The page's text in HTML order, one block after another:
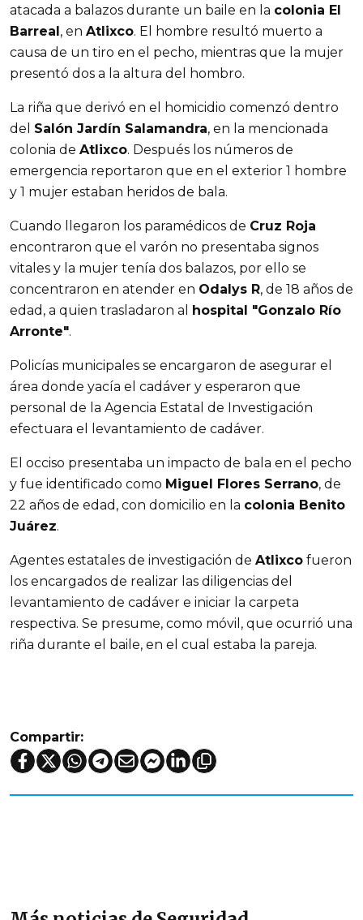
atacada a balazos durante un baile en la colonia El
Barreal , en Atlixco. El hombre resultó muerto a
causa de un tiro en el pecho, mientras que la mujer
presentó dos a la altura del hombro.
La riña que derivó en el homicidio comenzó dentro
del Salón Jardín Salamandra, en la mencionada
colonia de Atlixco. Después los números de
emergencia reportaron que en el exterior 1 hombre
y 1 mujer estaban heridos de bala.
Cuando llegaron los paramédicos de Cruz Roja
encontraron que el varón no presentaba signos
vitales y la mujer tenía dos balazos, por ello se
concentraron en atender en Odalys R, de 18 años de
edad, a quien trasladaron al
hospital "Gonzalo Río
Arronte".
Policías municipales se encargaron de asegurar el
área donde yacía el cadáver y esperaron que
personal de la Agencia Estatal de Investigación
efectuara el levantamiento de cadáver.
El occiso presentaba un impacto de bala en el pecho
y fue identificado como Miguel Flores Serrano, de
22 años de edad, con domicilio en la colonia Benito
Juárez.
Agentes estatales de investigación de Atlixco fueron
los encargados de realizar las diligencias del
levantamiento de cadáver e iniciar la carpeta
respectiva. Se presume, como móvil, que ocurrió una
riña durante el baile, en el cual estaba la pareja.
Compartir: